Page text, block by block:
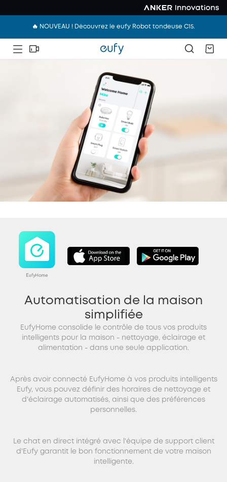
🔥 NOUVEAU ! Découvrez le eufy Robot tondeuse C15.
Automatisation de la maison
simplifiée
EufyHome consolide le contrôle de tous vos produits
intelligents pour la maison - nettoyage, éclairage et
alimentation - dans une seule application.
Après avoir connecté EufyHome à vos produits intelligents
Eufy, vous pouvez définir des horaires de nettoyage et
d'éclairage automatisés, ainsi que des préférences
personnelles.
Le chat en direct intégré avec l'équipe de support client
d'Eufy garantit le bon fonctionnement de votre maison
intelligente.